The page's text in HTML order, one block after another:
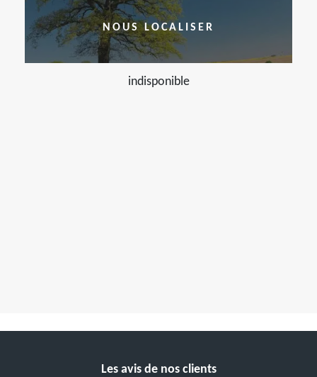
NOUS LOCALISER
indisponible
Les avis de nos clients